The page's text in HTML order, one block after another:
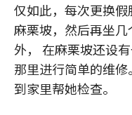
仅如此，每次更换
麻栗坡，然后再坐
外， 在麻栗坡还设
那里进行简单的维
到家里帮她检查。